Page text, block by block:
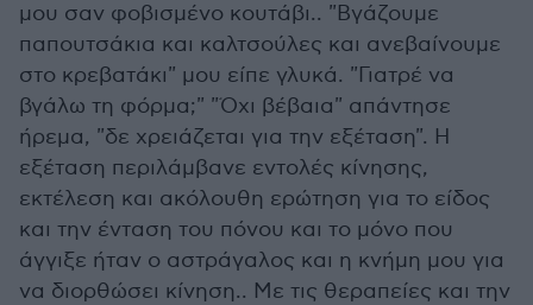
μου σαν φοβισμένο κουτάβι.. "Βγάζουμε
παπουτσάκια και καλτσούλες και ανεβαίνουμε
στο κρεβατάκι" μου είπε γλυκά. "Γιατρέ να
βγάλω τη φόρμα;" "Όχι βέβαια" απάντησε
ήρεμα, "δε χρειάζεται για την εξέταση". Η
εξέταση περιλάμβανε εντολές κίνησης,
εκτέλεση και ακόλουθη ερώτηση για το είδος
και την ένταση του πόνου και το μόνο που
άγγιξε ήταν ο αστράγαλος και η κνήμη μου για
να διορθώσει κίνηση.. Με τις θεραπείες και την